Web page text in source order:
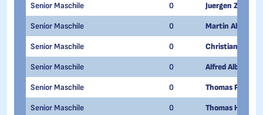
Senior Maschile 0 Juergen
Senior Maschile 0 Martin
Senior Maschile 0 Christian
Senior Maschile 0 Alfred
Senior Maschile 0 Thomas Pichler
Senior Maschile 0 Thomas Hanni